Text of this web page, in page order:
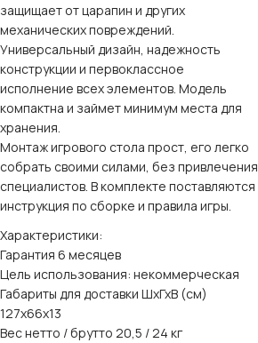
защищает от царапин и других
механических повреждений.
Универсальный дизайн, надежность
конструкции и первоклассное
исполнение всех элементов. Модель
компактна и займет минимум места для
хранения.
Монтаж игрового стола прост, его легко
собрать своими силами, без привлечения
специалистов. В комплекте поставляются
инструкция по сборке и правила игры.
Характеристики:
Гарантия 6 месяцев
Цель использования: некоммерческая
Габариты для доставки ШхГхВ (см)
127х66х13
Вес нетто / брутто 20,5 / 24 кг